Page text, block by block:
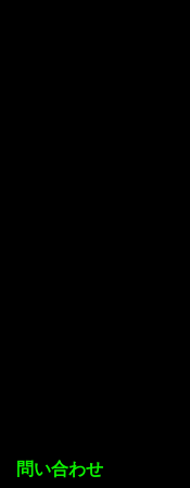
問い合わせ